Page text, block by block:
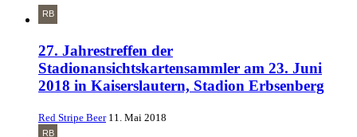
27. Jahrestreffen der
Stadionansichtskartensammler am 23. Juni
2018 in Kaiserslautern, Stadion Erbsenberg
Red Stripe Beer 11. Mai 2018